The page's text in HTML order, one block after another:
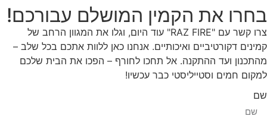
בחרו את הקמין המושלם עבורכם!
צרו קשר עם "RAZ FIRE" עוד היום, וגלו את המגוון הרחב של
קמינים דקורטיביים ואיכותיים. אנחנו כאן ללוות אתכם בכל שלב –
מהתכנון ועד ההתקנה. אל תחכו לחורף – הפכו את הבית שלכם
למקום חמים וסטייליסטי כבר עכשיו!
שם